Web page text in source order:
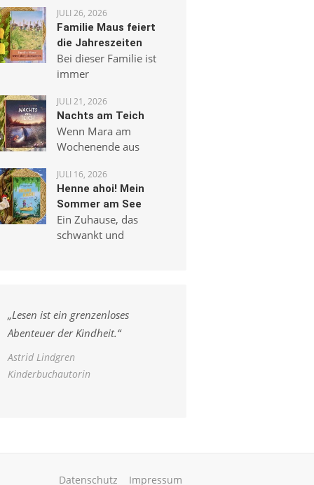
JULI 26, 2026
Familie Maus feiert
die Jahreszeiten
Bei dieser Familie ist
immer
JULI 21, 2026
Nachts am Teich
Wenn Mara am
Wochenende aus
JULI 16, 2026
Henne ahoi! Mein
Sommer am See
Ein Zuhause, das
schwankt und
„Lesen ist ein grenzenloses
Abenteuer der Kindheit.“
Astrid Lindgren
Kinderbuchautorin
Datenschutz Impressum